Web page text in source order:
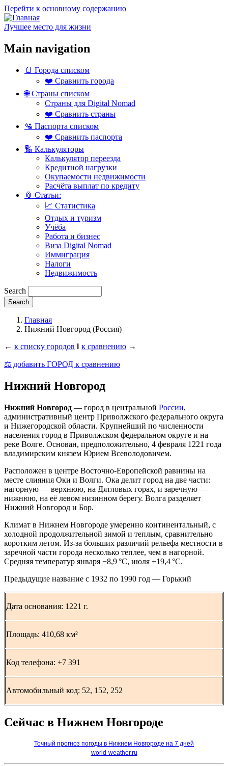
Перейти к основному содержанию
Лучшее место для жизни
Main navigation
📄 Города списком
❤️ Сравнить города
🌐 Страны списком
Страны для Digital Nomad
❤️ Сравнить страны
🛂 Паспорта списком
❤️ Сравнить паспорта
🔢 Калькуляторы
Калькулятор переезда
Кредитной нагрузки
Окупаемости недвижимости
Расчёта выплат по кредиту
📎 Статьи:
📈 Статистика
Отдых и туризм
Учёба
Работа и бизнес
Виза Digital Nomad
Иммиграция
Налоги
Недвижимость
Search
Главная
Нижний Новгород (Россия)
← к списку городов ‖ к сравнению →
⚖️ добавить ГОРОД к сравнению
Нижний Новгород
Нижний Новгород — город в центральной России,
административный центр Приволжского федерального округа
и Нижегородской области. Крупнейший по численности
населения город в Приволжском федеральном округе и на
реке Волге. Основан, предположительно, 4 февраля 1221 года
владимирским князем Юрием Всеволодовичем.
Расположен в центре Восточно-Европейской равнины на
месте слияния Оки и Волги. Ока делит город на две части:
нагорную — верхнюю, на Дятловых горах, и заречную —
нижнюю, на её левом низинном берегу. Волга разделяет
Нижний Новгород и Бор.
Климат в Нижнем Новгороде умеренно континентальный, с
холодной продолжительной зимой и теплым, сравнительно
коротким летом. Из-за больших различий рельефа местности в
заречной части города несколько теплее, чем в нагорной.
Средняя температур января −8,9 °C, июля +19,4 °C.
Предыдущие название с 1932 по 1990 год — Горький
Дата основания: 1221 г.
Площадь: 410,68 км²
Код телефона: +7 391
Автомобильный код: 52, 152, 252
Сейчас в Нижнем Новгороде
Точный прогноз погоды в Нижнем Новгороде на 7 дней
world-weather.ru